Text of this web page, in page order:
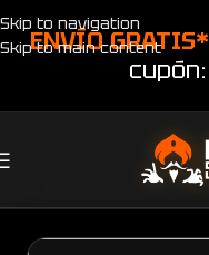
Skip to navigation
Skip to main content
ENVÍO GRATIS*
cupón: